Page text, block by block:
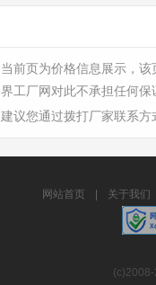
当前页为价格信息展示，
界工厂网对此不承担任何保
建议您通过拨打厂家联系
网站首页 关于我们